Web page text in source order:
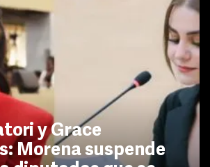
y Grace
Morena suspende